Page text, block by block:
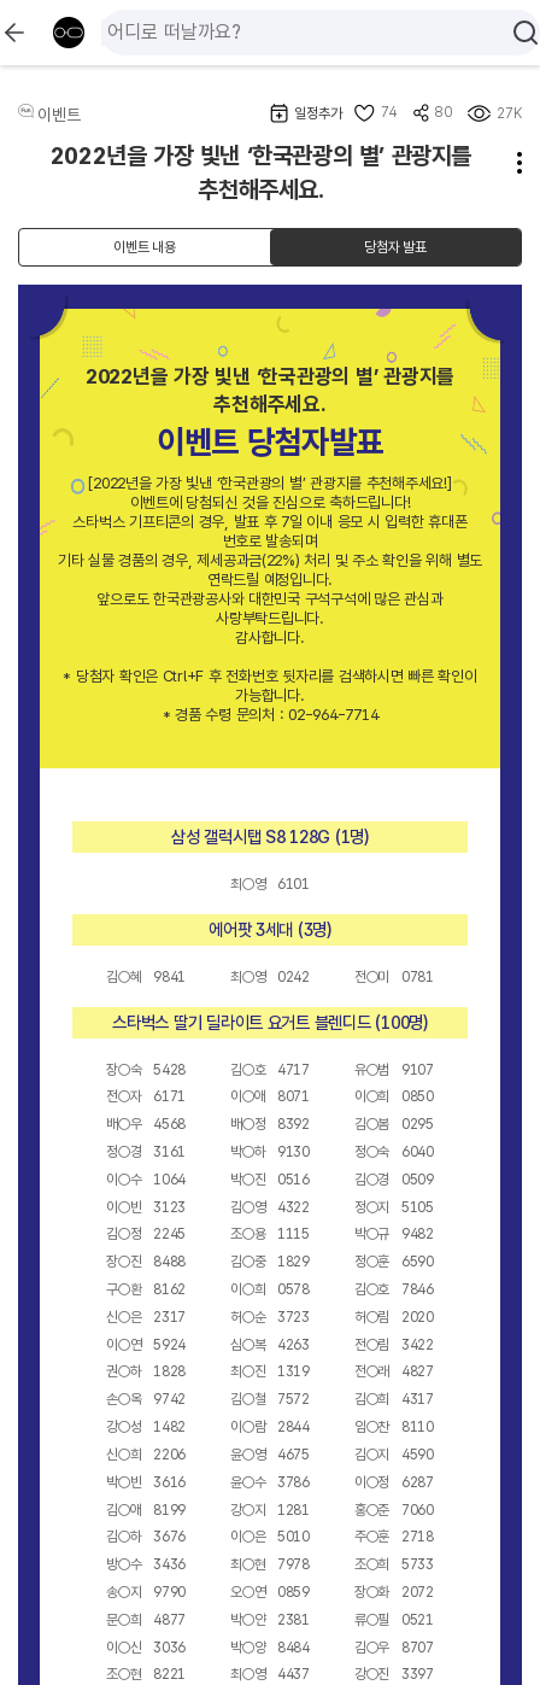
일정추가 74 80 27K
이벤트
2022년을 가장 빛낸 ‘한국관광의 별’ 관광지를
추천해주세요.
이벤트 내용 당첨자 발표
2022년을 가장 빛낸 ‘한국관광의 별’ 관광지를
추천해주세요.
이벤트 당첨자발표
[2022년을 가장 빛낸 ‘한국관광의 별’ 관광지를 추천해주세요!]
이벤트에 당첨되신 것을 진심으로 축하드립니다!
스타벅스 기프티콘의 경우, 발표 후 7일 이내 응모 시 입력한 휴대폰
번호로 발송되며
기타 실물 경품의 경우, 제세공과금(22%) 처리 및 주소 확인을 위해 별도
연락드릴 예정입니다.
앞으로도 한국관광공사와 대한민국 구석구석에 많은 관심과
사랑부탁드립니다.
감사합니다.
* 당첨자 확인은 Ctrl+F 후 전화번호 뒷자리를 검색하시면 빠른 확인이
가능합니다.
* 경품 수령 문의처 : 02-964-7714
삼성 갤럭시탭 S8 128G (1명)
최○영 6101
에어팟 3세대 (3명)
김○혜 9841 최○영 0242 전○미 0781
스타벅스 딸기 딜라이트 요거트 블렌디드 (100명)
장○숙 5428 김○호 4717
유○범 9107
전○자 6171
이○애 8071
이○희 0850
배○우 4568
배○정 8392
김○봄 0295
정○경 3161
박○하 9130
정○숙 6040
이○수 1064
박○진 0516
김○경 0509
이○빈 3123
김○영 4322
정○지 5105
김○정 2245
조○용 1115
박○규 9482
장○진 8488
김○중 1829
정○훈 6590
구○환 8162
이○희 0578
김○호 7846
신○은 2317
허○순 3723
허○림 2020
이○연 5924
심○복 4263
전○림 3422
권○하 1828
최○진 1319
전○래 4827
손○옥 9742
김○철 7572
김○희 4317
강○성 1482
이○람 2844
임○찬 8110
신○희 2206
윤○영 4675
김○지 4590
박○빈 3616
윤○수 3786
이○정 6287
김○애 8199
강○지 1281
홍○준 7060
김○하 3676
이○은 5010
주○훈 2718
방○수 3436
최○현 7978
조○희 5733
송○지 9790
오○연 0859
장○화 2072
문○희 4877
박○얀 2381
류○필 0521
이○신 3036
박○양 8484
김○우 8707
조○현 8221
최○영 4437
강○진 3397